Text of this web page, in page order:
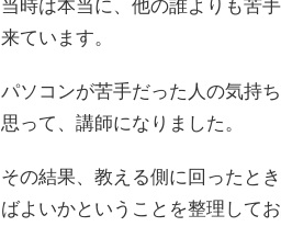
当時は本当に、他の誰よりも苦
来ています。
パソコンが苦手だった人の気持
思って、講師になりました。
その結果、教える側に回ったと
ばよいかということを整理してお